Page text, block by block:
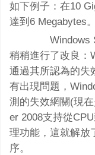
如下例子：在10
達到6 Megabytes。
Windows
稍稍進行了改良：
通過其所認為的失
有出現問題，
測的失效網關(現
er 2008支持從
理功能，這就解放
序。